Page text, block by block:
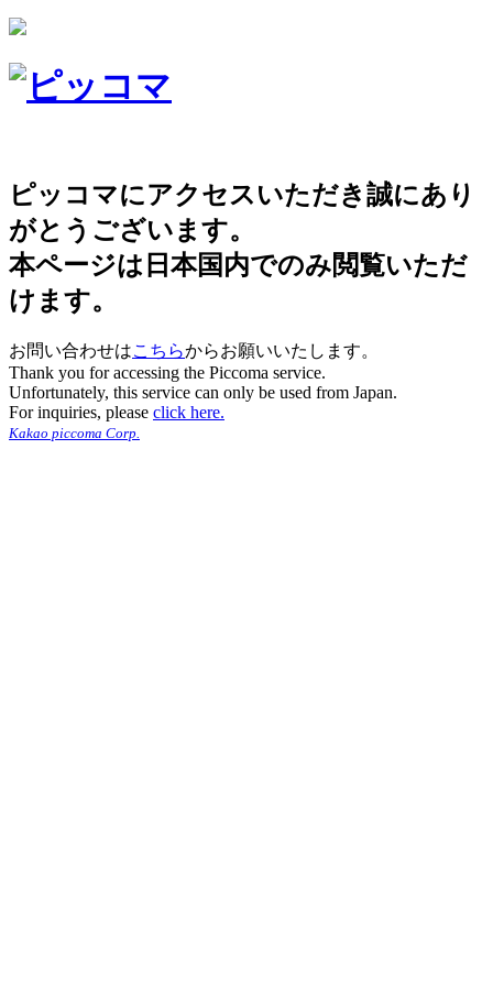
ピッコマにアクセスいただき誠にあり
がとうございます。
本ページは日本国内でのみ閲覧いただ
けます。
お問い合わせはこちらからお願いいたします。
Thank you for accessing the Piccoma service.
Unfortunately, this service can only be used from Japan.
For inquiries, please click here.
Kakao piccoma Corp.